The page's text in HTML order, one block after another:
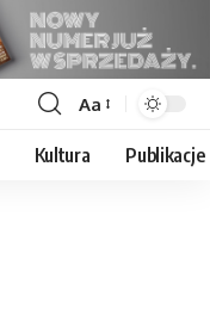
Font
Resizer
Aa
Kultura Publikacje